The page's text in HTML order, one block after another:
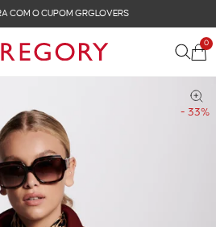
COMPRAS ACIMA DE R$ 899
0
- 33%